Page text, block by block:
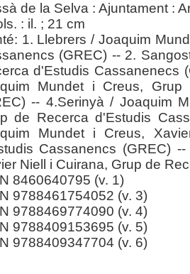
de la Selva : Ajuntament :
: il. ; 21 cm
1. Llebrers / Joaquim
(GREC) -- 2.
d'Estudis Cassanenecs
Mundet i Creus, Grup
-- 4.Serinyà / Joaquim
de Recerca d'Estudis
Mundet i Creus,
Cassanencs (GREC)
Niell i Cuirana, Grup de
8460640795 (v. 1)
9788461754052 (v. 3)
9788469774090 (v. 4)
9788409153695 (v. 5)
9788409347704 (v. 6)